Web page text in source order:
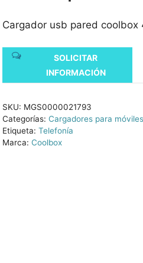
Cargador usb pared coolbox
SOLICITAR
INFORMACIÓN
SKU: MGS0000021793
Categorías: Cargadores para móviles
Etiqueta: Telefonía
Marca: Coolbox